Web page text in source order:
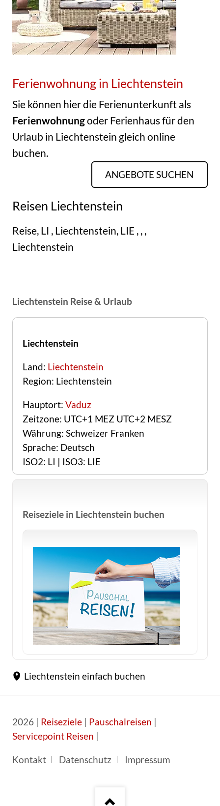
Ferienwohnung in Liechtenstein
Sie können hier die Ferienunterkunft als
Ferienwohnungoder Ferienhaus für den
Urlaub in Liechtenstein gleich online
buchen.
ANGEBOTE SUCHEN
Reisen Liechtenstein
Reise, LI , Liechtenstein, LIE , , ,
Liechtenstein
Liechtenstein Reise & Urlaub
Liechtenstein
Land: Liechtenstein
Region: Liechtenstein
Hauptort: Vaduz
Zeitzone: UTC+1 MEZ UTC+2 MESZ
Währung: Schweizer Franken
Sprache: Deutsch
ISO2: LI | ISO3: LIE
Reiseziele in Liechtenstein buchen
Liechtenstein einfach buchen
2026 | Reiseziele| Pauschalreisen
Servicepoint Reisen
Navigation
Kontakt Datenschutz Impressum